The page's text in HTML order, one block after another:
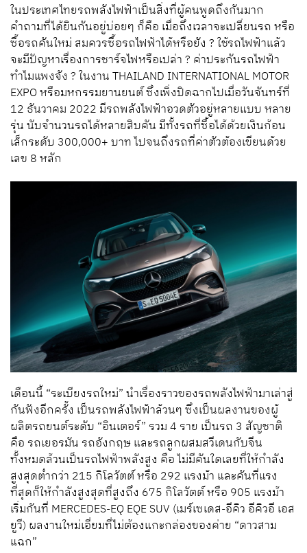
ในประเทศไทยรถพลังไฟฟ้าเป็นสิ่งที่ผู้คนพูดถึงกันมาก
คำถามที่ได้ยินกันอยู่บ่อยๆ ก็คือ เมื่อถึงเวลาจะเปลี่ยนรถ หรือ
ซื้อรถคันใหม่ สมควรซื้อรถไฟฟ้าได้หรือยัง ? ใช้รถไฟฟ้าแล้ว
จะมีปัญหาเรื่องการชาร์จไฟหรือเปล่า ? ค่าประกันรถไฟฟ้า
ทำไมแพงจัง ? ในงาน THAILAND INTERNATIONAL MOTOR
EXPO หรือมหกรรมยานยนต์ ซึ่งเพิ่งปิดฉากไปเมื่อวันจันทร์ที่
12 ธันวาคม 2022 มีรถพลังไฟฟ้าอวดตัวอยู่หลายแบบ หลาย
รุ่น นับจำนวนรถได้หลายสิบคัน มีทั้งรถที่ซื้อได้ด้วยเงินก้อน
เล็กระดับ 300,000+ บาท ไปจนถึงรถที่ค่าตัวต้องเขียนด้วย
เลข 8 หลัก
เดือนนี้ “ระเบียงรถใหม่” นำเรื่องราวของรถพลังไฟฟ้ามาเล่าสู่
กันฟังอีกครั้ง เป็นรถพลังไฟฟ้าล้วนๆ ซึ่งเป็นผลงานของผู้
ผลิตรถยนต์ระดับ “อินเตอร์” รวม 4 ราย เป็นรถ 3 สัญชาติ
คือ รถเยอรมัน รถอังกฤษ และรถลูกผสมสวีเดนกับจีน
ทั้งหมดล้วนเป็นรถไฟฟ้าพลังสูง คือ ไม่มีคันใดเลยที่ให้กำลัง
สูงสุดต่ำกว่า 215 กิโลวัตต์ หรือ 292 แรงม้า และคันที่แรง
ที่สุดก็ให้กำลังสูงสุดที่สูงถึง 675 กิโลวัตต์ หรือ 905 แรงม้า
เริ่มกันที่ MERCEDES-EQ EQE SUV (เมร์เซเดส-อีคิว อีคิวอี เอส
ยูวี) ผลงานใหม่เอี่ยมที่ไม่ต้องแกะกล่องของค่าย “ดาวสาม
แฉก”